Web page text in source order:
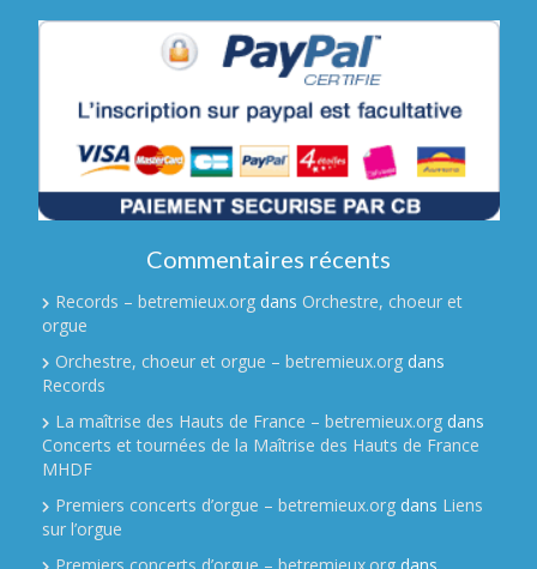
Commentaires récents
Records – betremieux.org dans Orchestre, choeur et
orgue
Orchestre, choeur et orgue – betremieux.org dans
Records
La maîtrise des Hauts de France – betremieux.org dans
Concerts et tournées de la Maîtrise des Hauts de France
MHDF
Premiers concerts d’orgue – betremieux.org dans Liens
sur l’orgue